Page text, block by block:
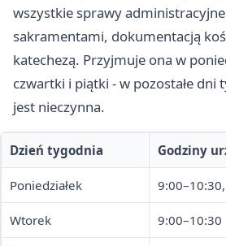
wszystkie sprawy
sakramentami, dokumentacją
katechezą. Przyjmuje ona w
czwartki i piątki - w pozostałe dni
jest nieczynna.
Dzień tygodnia Godziny
Poniedziałek
Wtorek 9:00–10:30